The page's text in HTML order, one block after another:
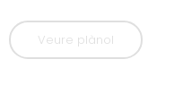
Veure plànol